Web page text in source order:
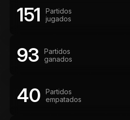
151
Partidos
jugados
93
Partidos
ganados
40
Partidos
empatados